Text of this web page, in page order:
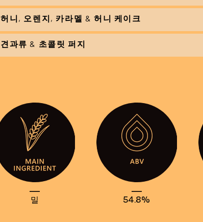
허니, 오렌지, 카라멜 & 허니 케이크
견과류 & 초콜릿 퍼지
밀 54.8%